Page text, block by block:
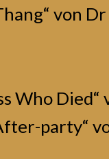
von
Who
party“